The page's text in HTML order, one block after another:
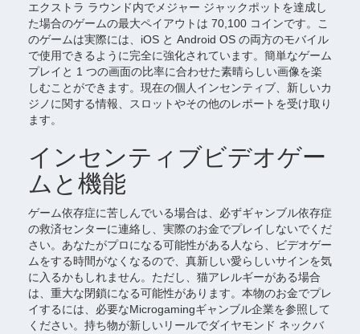
エクストラ ラウンド内でメジャー ジャックポットを達成し
た場合のゲームの最大ペイアウトは 70,100 コインです。こ
のゲームは実際には、iOS と Android OS の両方のモバイル
で使用できるように完全に強化されています。簡単なゲーム
プレイと 1 つの画面の比率に合わせた素晴らしい画像を楽
しむことができます。現在の個人インセンティブ、新しいカ
ジノに関する情報、スロットやその他のレポートを受け取り
ます。
インセンティブビデオゲー
ムと機能
ゲーム依存症に苦しんでいる場合は、必ずギャンブル依存症
の救済センターに連絡し、実際のお金でプレイしないでくだ
さい。あなたがプロになる可能性がある人なら、ビデオゲー
ムをする時間がなくなるので、真新しい愛らしいサインを気
に入るかもしれません。ただし、猫アレルギーがある場合
は、重大な閉鎖になる可能性があります。本物のお金でプレ
イするには、必要なMicrogamingギャンブル企業を参照して
ください。持ち物が新しいリールでダイヤモンド ネックバ